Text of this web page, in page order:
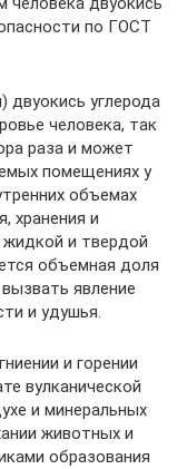
по ГОСТ
двуокись углерода
человека, так
раза и может
помещениях у
объемах
хранения и
жидкой и твердой
объемная доля
явление
и удушья.
и горении
вулканической
и минеральных
животных и
образования